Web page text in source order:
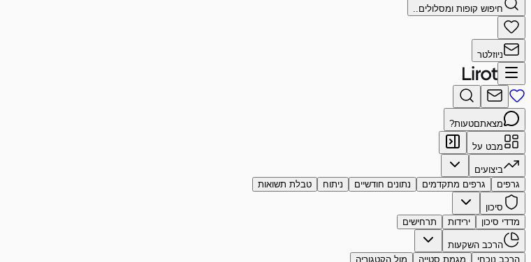
חיפוש קופות ומסלולים..
ניוזלטר
מצאתםטעות?
מבט על
ביצועים
גרפים
גרפים מתקדמים נתונים חודשיים ניתוח טבלת תשואות
סיכון
מדדי סיכון
ירידות תרחישים
הרכב השקעות
הרכב נוכחי
מגמת סטייה מול הקטגוריה